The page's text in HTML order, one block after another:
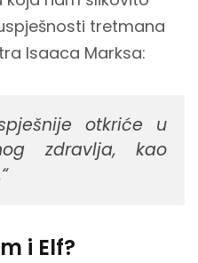
tretmana
Isaaca Marksa:
otkriće u
zdravlja, kao
i Elf?